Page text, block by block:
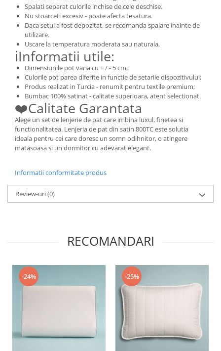
Spalati separat culorile inchise de cele deschise.
Nu stoarceti excesiv - poate afecta tesatura.
Daca setul a fost depozitat, se recomanda spalare inainte de
utilizare.
Uscare la temperatura moderata sau naturala.
ℹ️Informatii utile:
Dimensiunile pot varia cu + / - 5 cm;
Culorile pot parea diferite in functie de setarile dispozitivului;
Produs realizat in Turcia - renumit pentru textile premium;
Bumbac 100% satinat - calitate superioara, atent selectionat.
❤️Calitate Garantata
Alege un set de lenjerie de pat care imbina luxul, finetea si
functionalitatea. Lenjeria de pat din satin 800TC este solutia
ideala pentru cei care doresc un somn odihnitor, o atingere
matasoasa si un dormitor cu adevarat elegant.
Informatii conformitate produs
Review-uri(0)
RECOMANDARI
-24% -25%